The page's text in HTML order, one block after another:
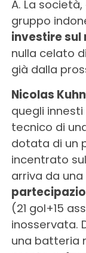
A. La
gruppo
investire sul
nulla celato di
già dalla
Nicolas
quegli
tecnico di
dotata di un
incentrato
arriva da
(21 gol+15
inosservata.
una batteria